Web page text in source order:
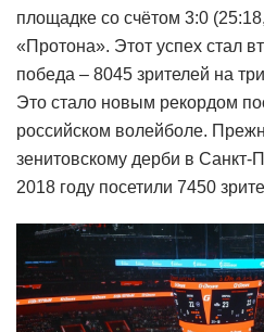
площадке со счётом 3:0
«Протона». Этот успех стал
победа – 8045 зрителей на
Это стало новым рекордом
российском волейболе.
зенитовскому дерби в Санкт-
2018 году посетили 7450